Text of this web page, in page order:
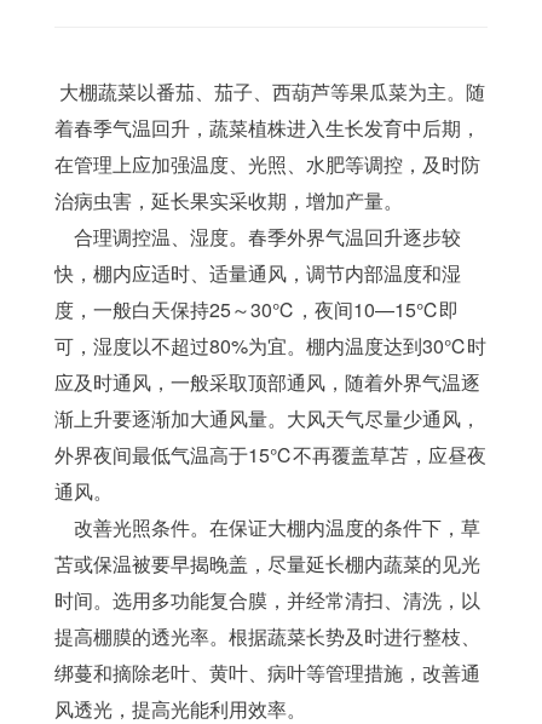
大棚蔬菜以番茄、茄子、西葫芦等果瓜菜为主。随
着春季气温回升，蔬菜植株进入生长发育中后期，
在管理上应加强温度、光照、水肥等调控，及时防
治病虫害，延长果实采收期，增加产量。
合理调控温、湿度。春季外界气温回升逐步较
快，棚内应适时、适量通风，调节内部温度和湿
度，一般白天保持25～30℃，夜间10—15℃即
可，湿度以不超过80%为宜。棚内温度达到30℃时
应及时通风，一般采取顶部通风，随着外界气温逐
渐上升要逐渐加大通风量。大风天气尽量少通风，
外界夜间最低气温高于15℃不再覆盖草苫，应昼夜
通风。
改善光照条件。在保证大棚内温度的条件下，草
苫或保温被要早揭晚盖，尽量延长棚内蔬菜的见光
时间。选用多功能复合膜，并经常清扫、清洗，以
提高棚膜的透光率。根据蔬菜长势及时进行整枝、
绑蔓和摘除老叶、黄叶、病叶等管理措施，改善通
风透光，提高光能利用效率。